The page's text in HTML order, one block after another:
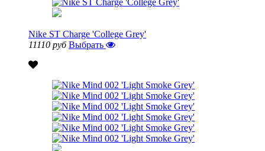
Nike ST Charge 'College Grey'
11110 руб Выбрать